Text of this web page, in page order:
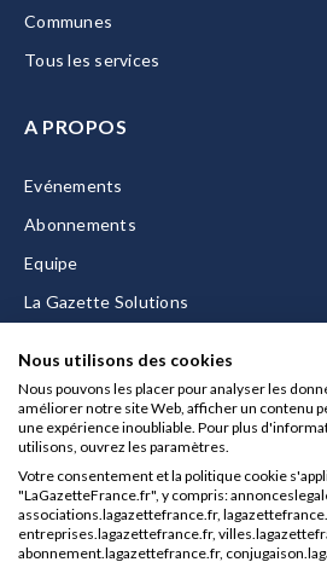
Communes
Tous les services
A PROPOS
Evénements
Abonnements
Equipe
La Gazette Solutions
Mentions légales
CGU/CGV
Données personnelles
Nous utilisons des cookies
Nous pouvons les placer pour analyser les
améliorer notre site Web, afficher un contenu
une expérience inoubliable. Pour plus
utilisons, ouvrez les paramètres.
Votre consentement et la politique cookie
"LaGazetteFrance.fr", y compris:
associations.lagazettefrance.fr,
entreprises.lagazettefrance.fr,
abonnement.lagazettefrance.fr,